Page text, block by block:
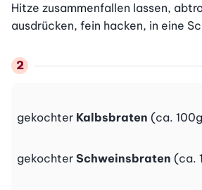
Hitze zusammenfallen lassen,
ausdrücken, fein hacken, in eine
gekochter Kalbsbraten (ca.
gekochter Schweinsbraten (ca.